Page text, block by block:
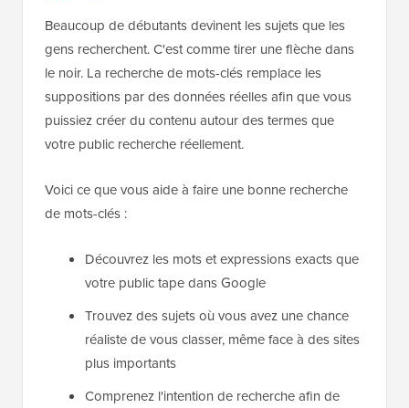
Beaucoup de débutants devinent les sujets que les
gens recherchent. C'est comme tirer une flèche dans
le noir. La recherche de mots-clés remplace les
suppositions par des données réelles afin que vous
puissiez créer du contenu autour des termes que
votre public recherche réellement.
Voici ce que vous aide à faire une bonne recherche
de mots-clés :
Découvrez les mots et expressions exacts que
votre public tape dans Google
Trouvez des sujets où vous avez une chance
réaliste de vous classer, même face à des sites
plus importants
Comprenez l'intention de recherche afin de